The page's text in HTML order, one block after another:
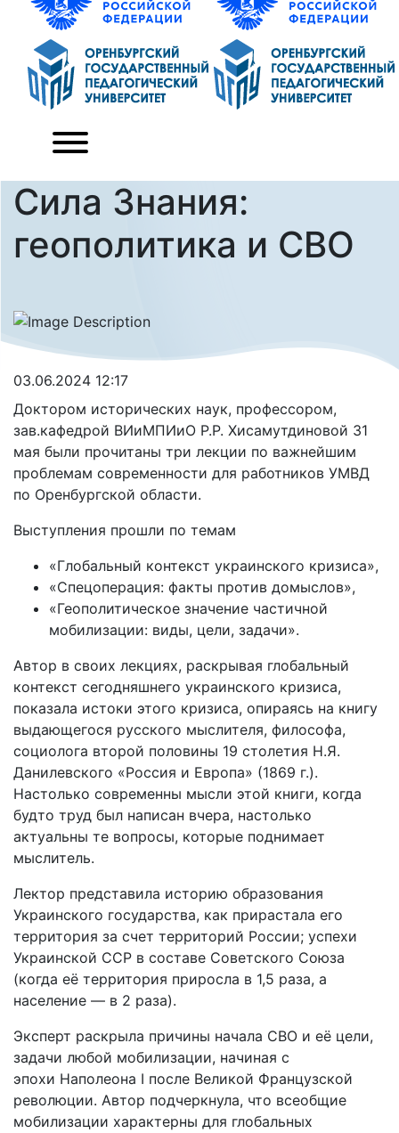
Сила Знания:
геополитика и СВО
03.06.2024 12:17
Доктором исторических наук, профессором,
зав.кафедрой ВИиМПИиО Р.Р. Хисамутдиновой 31
мая были прочитаны три лекции по важнейшим
проблемам современности для работников УМВД
по Оренбургской области.
Выступления прошли по темам
«Глобальный контекст украинского кризиса»,
«Спецоперация: факты против домыслов»,
«Геополитическое значение частичной
мобилизации: виды, цели, задачи».
Автор в своих лекциях, раскрывая глобальный
контекст сегодняшнего украинского кризиса,
показала истоки этого кризиса, опираясь на книгу
выдающегося русского мыслителя, философа,
социолога второй половины 19 столетия Н.Я.
Данилевского «Россия и Европа» (1869 г.).
Настолько современны мысли этой книги, когда
будто труд был написан вчера, настолько
актуальны те вопросы, которые поднимает
мыслитель.
Лектор представила историю образования
Украинского государства, как прирастала его
территория за счет территорий России; успехи
Украинской ССР в составе Советского Союза
(когда её территория приросла в 1,5 раза, а
население — в 2 раза).
Эксперт раскрыла причины начала СВО и её цели,
задачи любой мобилизации, начиная с
эпохи Наполеона I после Великой Французской
революции. Автор подчеркнула, что всеобщие
мобилизации характерны для глобальных